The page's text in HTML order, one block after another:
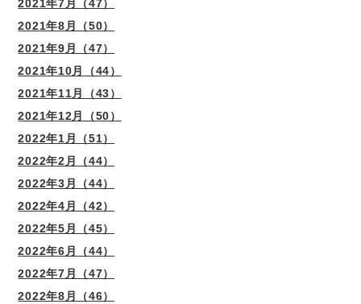
2021年7月（47）
2021年8月（50）
2021年9月（47）
2021年10月（44）
2021年11月（43）
2021年12月（50）
2022年1月（51）
2022年2月（44）
2022年3月（44）
2022年4月（42）
2022年5月（45）
2022年6月（44）
2022年7月（47）
2022年8月（46）